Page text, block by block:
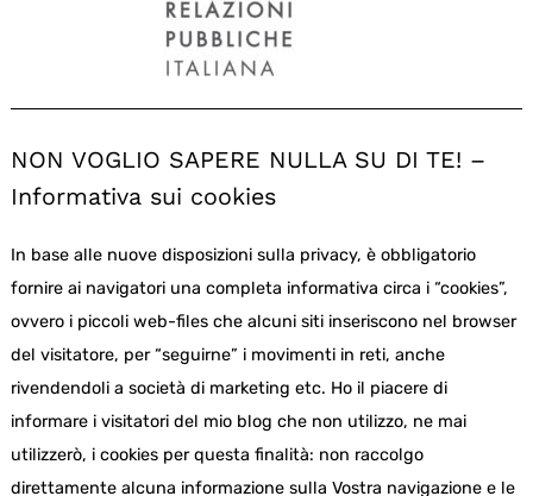
NON VOGLIO SAPERE NULLA SU DI TE! –
Informativa sui cookies
In base alle nuove disposizioni sulla privacy, è obbligatorio
fornire ai navigatori una completa informativa circa i “cookies”,
ovvero i piccoli web-files che alcuni siti inseriscono nel browser
del visitatore, per “seguirne” i movimenti in reti, anche
rivendendoli a società di marketing etc. Ho il piacere di
informare i visitatori del mio blog che non utilizzo, ne mai
utilizzerò, i cookies per questa finalità: non raccolgo
direttamente alcuna informazione sulla Vostra navigazione e le